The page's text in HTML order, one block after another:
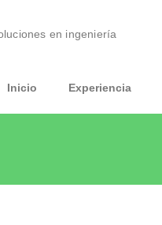
en ingeniería
Inicio Experiencia